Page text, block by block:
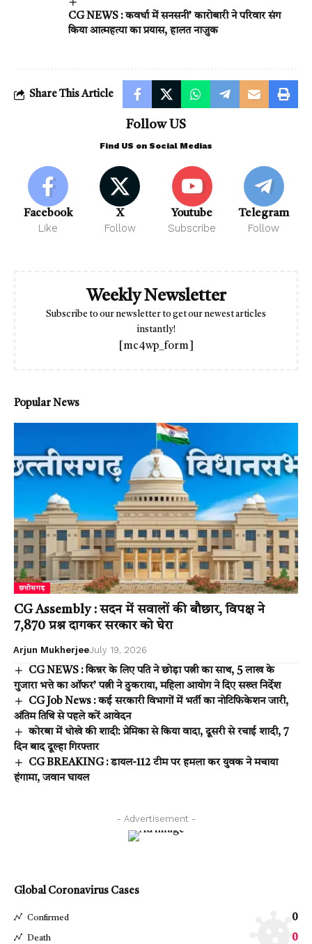
CG NEWS : कवर्धा में सनसनी’ कारोबारी ने परिवार संग
किया आत्महत्या का प्रयास, हालत नाजुक
Share This Article
Follow US
Find US on Social Medias
Facebook
Like
X
Follow
Youtube
Subscribe
Telegram
Follow
Weekly Newsletter
Subscribe to our newsletter to get our newest articles
instantly!
[mc4wp_form]
Popular News
छत्तीसगढ़
CG Assembly : सदन में सवालों की बौछार, विपक्ष ने
7,870 प्रश्न दागकर सरकार को घेरा
Arjun MukherjeeJuly 19, 2026
CG NEWS : किन्नर के लिए पति ने छोड़ा पत्नी का साथ, 5 लाख के
गुजारा भत्ते का ऑफर’ पत्नी ने ठुकराया, महिला आयोग ने दिए सख्त निर्देश
CG Job News : कई सरकारी विभागों में भर्ती का नोटिफिकेशन जारी,
अंतिम तिथि से पहले करें आवेदन
कोरबा में धोखे की शादी: प्रेमिका से किया वादा, दूसरी से रचाई शादी, 7
दिन बाद दूल्हा गिरफ्तार
CG BREAKING : डायल-112 टीम पर हमला कर युवक ने मचाया
हंगामा, जवान घायल
- Advertisement -
Global Coronavirus Cases
Confirmed 0
Death 0